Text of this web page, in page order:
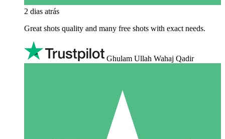
2 dias atrás
Great shots quality and many free shots with exact needs.
Ghulam Ullah Wahaj Qadir